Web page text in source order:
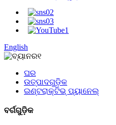
English
ଘର
ଉତ୍ପାଦଗୁଡ଼ିକ
ଇଣ୍ଟରାକ୍ଟିଭ୍ ପ୍ୟାନେଲ୍
ବର୍ଗଗୁଡ଼ିକ